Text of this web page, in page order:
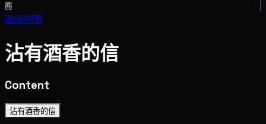
闻
返回列表
沾有酒香的信
Content
沾有酒香的信